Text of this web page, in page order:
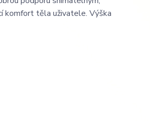
komfort těla uživatele. Výška